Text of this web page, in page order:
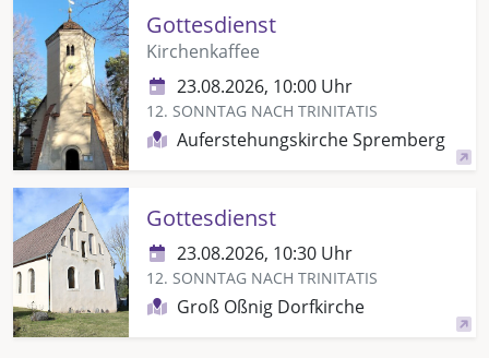
Gottesdienst
Kirchenkaffee
23.08.2026, 10:00 Uhr
12. SONNTAG NACH TRINITATIS
Auferstehungskirche Spremberg
Gottesdienst
23.08.2026, 10:30 Uhr
12. SONNTAG NACH TRINITATIS
Groß Oßnig Dorfkirche